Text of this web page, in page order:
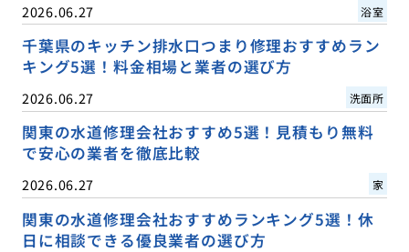
2026.06.27 浴室
千葉県のキッチン排水口つまり修理おすすめラン
キング5選！料金相場と業者の選び方
2026.06.27 洗面所
関東の水道修理会社おすすめ5選！見積もり無料
で安心の業者を徹底比較
2026.06.27 家
関東の水道修理会社おすすめランキング5選！休
日に相談できる優良業者の選び方